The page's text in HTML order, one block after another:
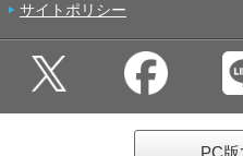
サイトポリシー
PC版